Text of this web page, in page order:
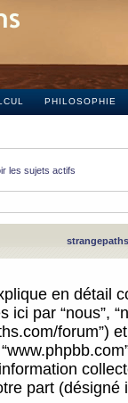
PHILOSOPHIE
les sujets actifs
en détail
ici par “nous”,
forum”)
part (désigné